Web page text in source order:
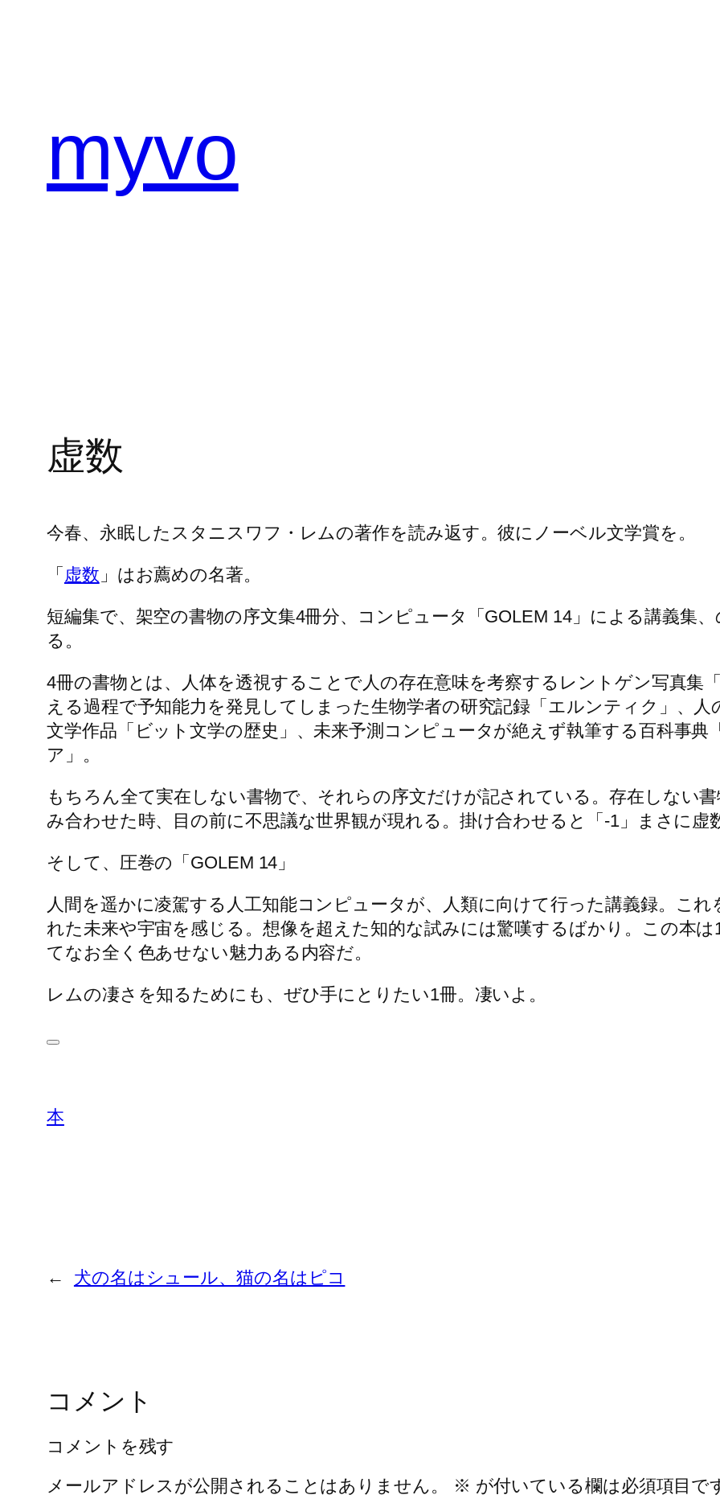
myvo
虚数
今春、永眠したスタニスワフ・レムの著作を読み返す。彼にノーベル文学賞を。
「 虚数 」はお薦めの名著。
短編集で、架空の書物の序文集4冊分、コンピュータ「GOLEM 14」による講義集
る。
4冊の書物とは、人体を透視することで人の存在意味を考察するレントゲン写真集
える過程で予知能力を発見してしまった生物学者の研究記録「エルンティク」、
文学作品「ビット文学の歴史」、未来予測コンピュータが絶えず執筆する百科事
ア」。
もちろん全て実在しない書物で、それらの序文だけが記されている。存在しない
み合わせた時、目の前に不思議な世界観が現れる。掛け合わせると「-1」まさに
そして、圧巻の「GOLEM 14」
人間を遥かに凌駕する人工知能コンピュータが、人類に向けて行った講義録。こ
れた未来や宇宙を感じる。想像を超えた知的な試みには驚嘆するばかり。この本
てなお全く色あせない魅力ある内容だ。
レムの凄さを知るためにも、ぜひ手にとりたい1冊。凄いよ。
本
← 犬の名はシュール、猫の名はピコ
コメント
コメントを残す
メールアドレスが公開されることはありません。
※ が付いている欄は必須項目で